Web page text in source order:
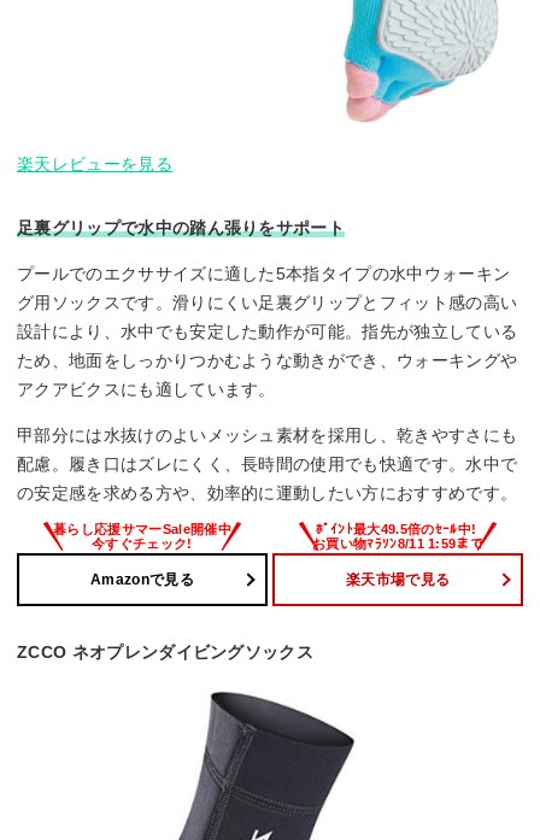
楽天レビューを見る
足裏グリップで水中の踏ん張りをサポート
プールでのエクササイズに適した5本指タイプの水中ウォーキン
グ用ソックスです。滑りにくい足裏グリップとフィット感の高い
設計により、水中でも安定した動作が可能。指先が独立している
ため、地面をしっかりつかむような動きができ、ウォーキングや
アクアビクスにも適しています。
甲部分には水抜けのよいメッシュ素材を採用し、乾きやすさにも
配慮。履き口はズレにくく、長時間の使用でも快適です。水中で
の安定感を求める方や、効率的に運動したい方におすすめです。
Amazonで見る 楽天市場で見る
ZCCO ネオプレンダイビングソックス